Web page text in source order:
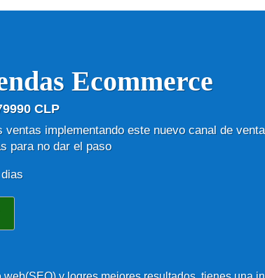
Ecommerce
CLP
implementando este nuevo canal de
para no dar el paso